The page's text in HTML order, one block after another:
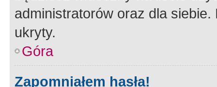
administratorów oraz dla
ukryty.
Góra
Zapomniałem hasła!